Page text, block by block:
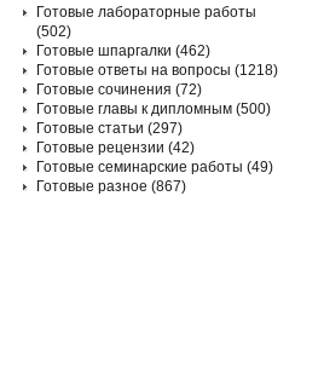
Готовые лабораторные работы
(502)
Готовые шпаргалки (462)
Готовые ответы на вопросы (1218)
Готовые сочинения (72)
Готовые главы к дипломным (500)
Готовые статьи (297)
Готовые рецензии (42)
Готовые семинарские работы (49)
Готовые разное (867)